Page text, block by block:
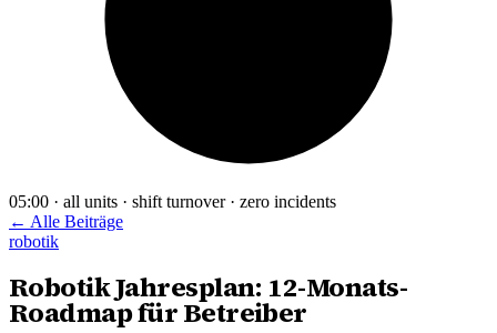
05:00 · all units · shift turnover · zero incidents
← Alle Beiträge
robotik
Robotik Jahresplan: 12-Monats-
Roadmap für Betreiber